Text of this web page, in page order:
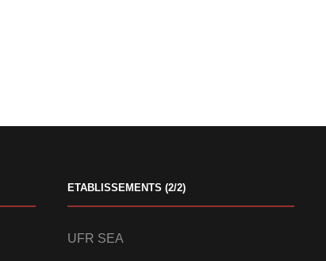
ETABLISSEMENTS (2/2)
UFR SEA